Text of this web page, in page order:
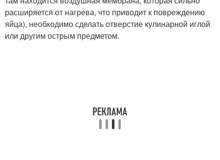
расширяется от нагрева, что приводит к повреждению
яйца), необходимо сделать отверстие кулинарной иглой
или другим острым предметом.